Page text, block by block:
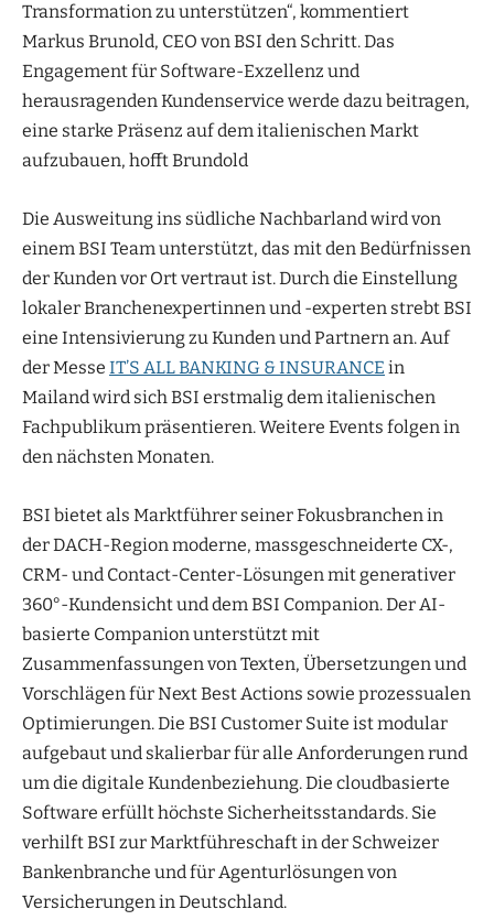
Transformation zu unterstützen“, kommentiert
Markus Brunold, CEO von BSI den Schritt. Das
Engagement für Software-Exzellenz und
herausragenden Kundenservice werde dazu beitragen,
eine starke Präsenz auf dem italienischen Markt
aufzubauen, hofft Brundold
Die Ausweitung ins südliche Nachbarland wird von
einem BSI Team unterstützt, das mit den Bedürfnissen
der Kunden vor Ort vertraut ist. Durch die Einstellung
lokaler Branchenexpertinnen und -experten strebt BSI
eine Intensivierung zu Kunden und Partnern an. Auf
der Messe IT’S ALL BANKING & INSURANCE in
Mailand wird sich BSI erstmalig dem italienischen
Fachpublikum präsentieren. Weitere Events folgen in
den nächsten Monaten.
BSI bietet als Marktführer seiner Fokusbranchen in
der DACH-Region moderne, massgeschneiderte CX-,
CRM- und Contact-Center-Lösungen mit generativer
360°-Kundensicht und dem BSI Companion. Der AI-
basierte Companion unterstützt mit
Zusammenfassungen von Texten, Übersetzungen und
Vorschlägen für Next Best Actions sowie prozessualen
Optimierungen. Die BSI Customer Suite ist modular
aufgebaut und skalierbar für alle Anforderungen rund
um die digitale Kundenbeziehung. Die cloudbasierte
Software erfüllt höchste Sicherheitsstandards. Sie
verhilft BSI zur Marktführeschaft in der Schweizer
Bankenbranche und für Agenturlösungen von
Versicherungen in Deutschland.